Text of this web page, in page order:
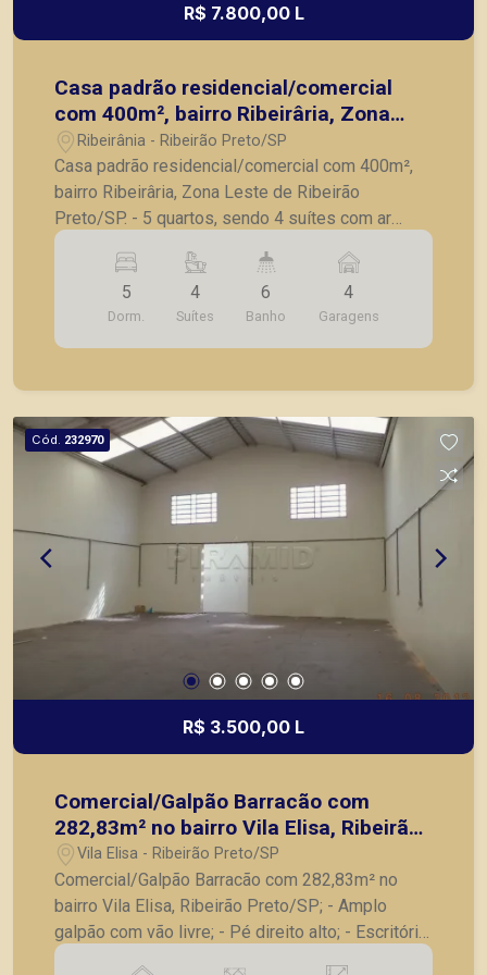
R$ 7.800,00 L
Casa padrão residencial/comercial
com 400m², bairro Ribeirâria, Zona
Leste de Ribeirão Preto/SP.
Ribeirânia - Ribeirão Preto/SP
Casa padrão residencial/comercial com 400m²,
bairro Ribeirâria, Zona Leste de Ribeirão
Preto/SP. - 5 quartos, sendo 4 suítes com ar
condicionado; - Lavabo; - Sala de Tv; - Sala para 2
ambientes; - Cozinha; - Despensa; - Área gourmet
com churrasqueira; - Piscina; - 4 vagas de
garagem. A Piramid tem como objetivo atender
seus clientes com agilidade e segurança, em
Ribeirão Preto.
5
Dorm.
4
Suítes
6
Banho
4
Garagens
Cód. 232970
R$ 3.500,00 L
Comercial/Galpão Barracão com
282,83m² no bairro Vila Elisa, Ribeirão
Preto/SP;
Vila Elisa - Ribeirão Preto/SP
Comercial/Galpão Barracão com 282,83m² no
bairro Vila Elisa, Ribeirão Preto/SP; - Amplo
galpão com vão livre; - Pé direito alto; - Escritório;
- 02 banheiros; - Copa; - Pequeno quintal com